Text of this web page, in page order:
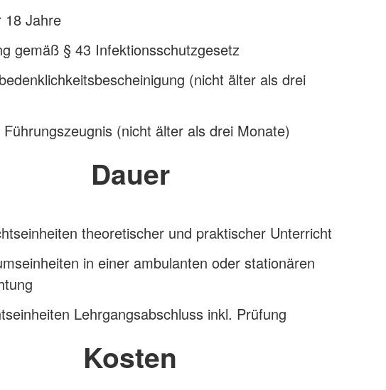
18 Jahre
gemäß § 43 Infektionsschutzgesetz
(nicht älter als drei
Führungszeugnis (nicht älter als drei Monate)
Dauer
theoretischer und praktischer Unterricht
in einer ambulanten oder stationären
Lehrgangsabschluss inkl. Prüfung
Kosten